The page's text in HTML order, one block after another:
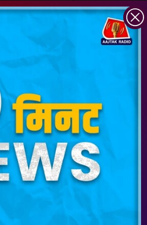
APP
Limited. For reprint rights: